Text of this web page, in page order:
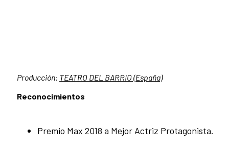
Producción: TEATRO DEL BARRIO (España)
Reconocimientos
Premio Max 2018 a Mejor Actriz Protagonista.